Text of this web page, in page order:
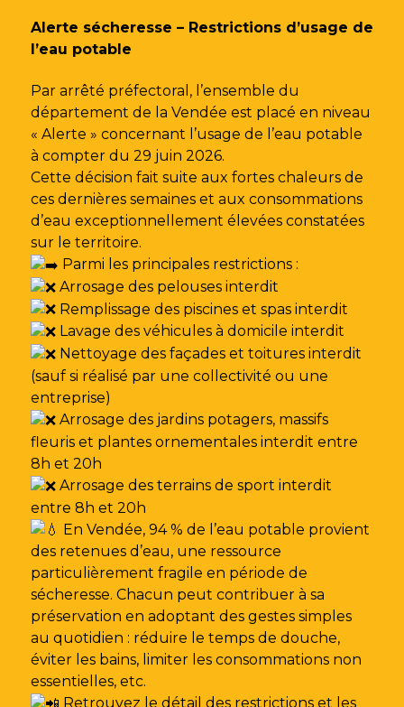
Alerte sécheresse – Restrictions d’usage de
l’eau potable
Par arrêté préfectoral, l’ensemble du
département de la Vendée est placé en niveau
« Alerte » concernant l’usage de l’eau potable
à compter du 29 juin 2026.
Cette décision fait suite aux fortes chaleurs de
ces dernières semaines et aux consommations
d’eau exceptionnellement élevées constatées
sur le territoire.
Parmi les principales restrictions :
Arrosage des pelouses interdit
Remplissage des piscines et spas interdit
Lavage des véhicules à domicile interdit
Nettoyage des façades et toitures interdit
(sauf si réalisé par une collectivité ou une
entreprise)
Arrosage des jardins potagers, massifs
fleuris et plantes ornementales interdit entre
8h et 20h
Arrosage des terrains de sport interdit
entre 8h et 20h
En Vendée, 94 % de l’eau potable provient
des retenues d’eau, une ressource
particulièrement fragile en période de
sécheresse. Chacun peut contribuer à sa
préservation en adoptant des gestes simples
au quotidien : réduire le temps de douche,
éviter les bains, limiter les consommations non
essentielles, etc.
Retrouvez le détail des restrictions et les